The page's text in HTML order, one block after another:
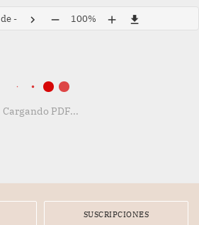
de- chevron_right remove 100% add file_download
Cargando PDF...
SUSCRIPCIONES